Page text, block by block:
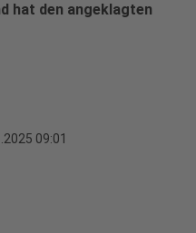
hat den angeklagten
09:01